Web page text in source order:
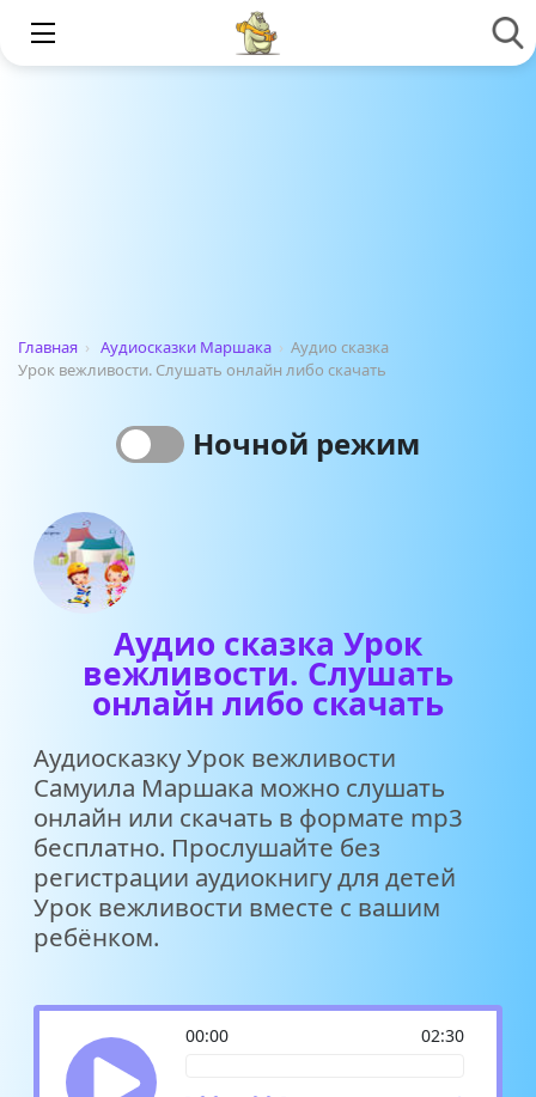
Главная › Аудиосказки Маршака › Аудио сказка
Урок вежливости. Слушать онлайн либо скачать
Ночной режим
Аудио сказка Урок
вежливости. Слушать
онлайн либо скачать
Аудиосказку Урок вежливости
Самуила Маршака можно слушать
онлайн или скачать в формате mp3
бесплатно. Прослушайте без
регистрации аудиокнигу для детей
Урок вежливости вместе с вашим
ребёнком.
00:00 02:30